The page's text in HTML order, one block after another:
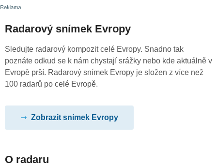
Radarový snímek Evropy
Sledujte radarový kompozit celé Evropy. Snadno tak
poznáte odkud se k nám chystají srážky nebo kde aktuálně v
Evropě prší. Radarový snímek Evropy je složen z více než
100 radarů po celé Evropě.
Zobrazit snímek Evropy
O radaru